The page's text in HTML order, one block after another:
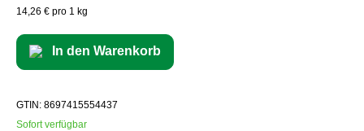
14,26 € pro 1 kg
In den Warenkorb
GTIN: 8697415554437
Sofort verfügbar